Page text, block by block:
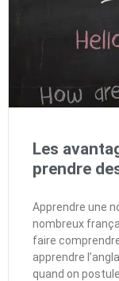
Les
prendre
Apprendre une
nombreux
faire
apprendre
quand on